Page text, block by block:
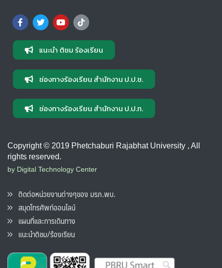
แนะนำ ติชม ร้องเรียน
ช่องทางร้องเรียน สำนักงาน ป.ป.ช.
ช่องทางร้องเรียน สำนักงาน ป.ป.ท.
Copyright © 2019 Phetchaburi Rajabhat University , All
rights reserved.
by Digital Technology Center
ติดต่อหน่วยงานต่างๆของ มรภ.พบ.
สมุดโทรศัพท์ออนไลน์
แผนที่และการเดินทาง
แนะนำติชม/ร้องเรียน